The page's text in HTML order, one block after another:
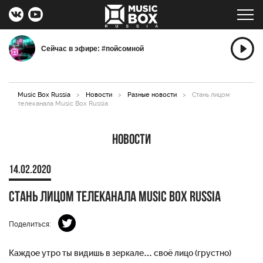
Сейчас в эфире: #пойсомной
Music Box Russia > Новости > Разные новости >
Стань лицом
телеканала Music Box Russia
Новости
14.02.2020
Стань лицом телеканала Music Box Russia
Поделиться:
Каждое утро ты видишь в зеркале… своё лицо (грустно)